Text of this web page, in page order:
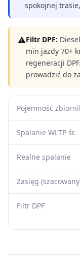
spokojnej
⚠Filtr DPF:
min jazdy 70+
regeneracji
prowadzić do
Pojemność
Spalanie WLTP śr.
Realne spalanie
Zasięg
Filtr DPF